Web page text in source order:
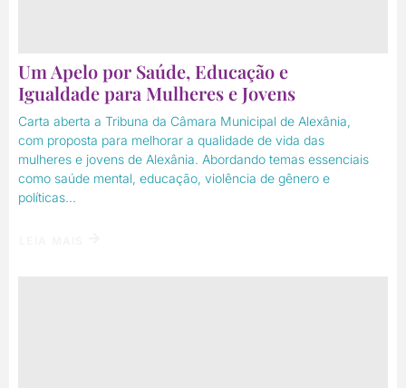
Um Apelo por Saúde, Educação e
Igualdade para Mulheres e Jovens
Carta aberta a Tribuna da Câmara Municipal de Alexânia,
com proposta para melhorar a qualidade de vida das
mulheres e jovens de Alexânia. Abordando temas essenciais
como saúde mental, educação, violência de gênero e
políticas...